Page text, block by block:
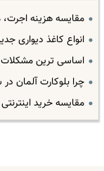
مقایسه هزینه اجرت،
انواع کاغذ دیواری
اساسی ترین
چرا بلوکارت آلمان در سال 2024 بهترین
مقایسه خرید